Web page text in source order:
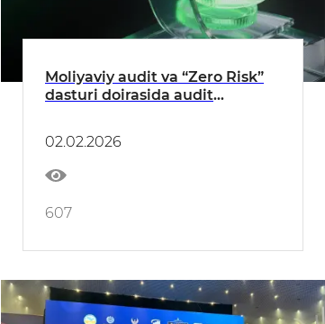
Moliyaviy audit va “Zero Risk”
dasturi doirasida audit
02.02.2026
607